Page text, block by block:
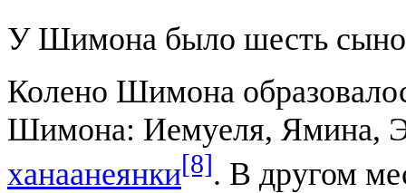
У Шимона было шесть
Колено Шимона
Шимона: Иемуеля, Ямина,
ханаанеянки[8]. В другом